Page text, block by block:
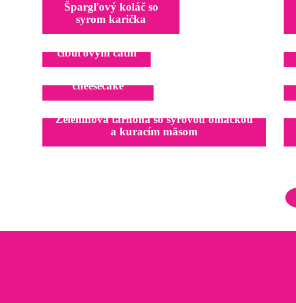
Špargľový koláč so
syrom karička
cibuľovým čatní
cheesecake
Zeleninová tarhoňa so syrovou omáčkou
a kuracím mäsom